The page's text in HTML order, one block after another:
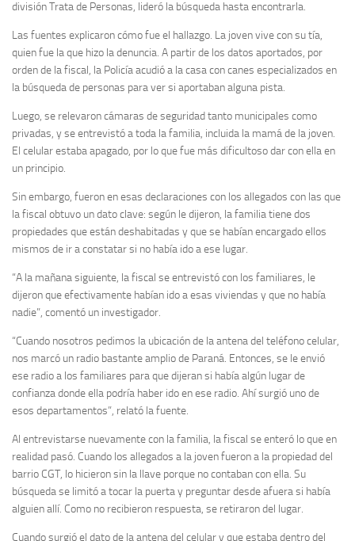
división Trata de Personas, lideró la búsqueda hasta encontrarla.
Las fuentes explicaron cómo fue el hallazgo. La joven vive con su tía,
quien fue la que hizo la denuncia. A partir de los datos aportados, por
orden de la fiscal, la Policía acudió a la casa con canes especializados en
la búsqueda de personas para ver si aportaban alguna pista.
Luego, se relevaron cámaras de seguridad tanto municipales como
privadas, y se entrevistó a toda la familia, incluida la mamá de la joven.
El celular estaba apagado, por lo que fue más dificultoso dar con ella en
un principio.
Sin embargo, fueron en esas declaraciones con los allegados con las que
la fiscal obtuvo un dato clave: según le dijeron, la familia tiene dos
propiedades que están deshabitadas y que se habían encargado ellos
mismos de ir a constatar si no había ido a ese lugar.
“A la mañana siguiente, la fiscal se entrevistó con los familiares, le
dijeron que efectivamente habían ido a esas viviendas y que no había
nadie”, comentó un investigador.
“Cuando nosotros pedimos la ubicación de la antena del teléfono celular,
nos marcó un radio bastante amplio de Paraná. Entonces, se le envió
ese radio a los familiares para que dijeran si había algún lugar de
confianza donde ella podría haber ido en ese radio. Ahí surgió uno de
esos departamentos”, relató la fuente.
Al entrevistarse nuevamente con la familia, la fiscal se enteró lo que en
realidad pasó. Cuando los allegados a la joven fueron a la propiedad del
barrio CGT, lo hicieron sin la llave porque no contaban con ella. Su
búsqueda se limitó a tocar la puerta y preguntar desde afuera si había
alguien allí. Como no recibieron respuesta, se retiraron del lugar.
Cuando surgió el dato de la antena del celular y que estaba dentro del